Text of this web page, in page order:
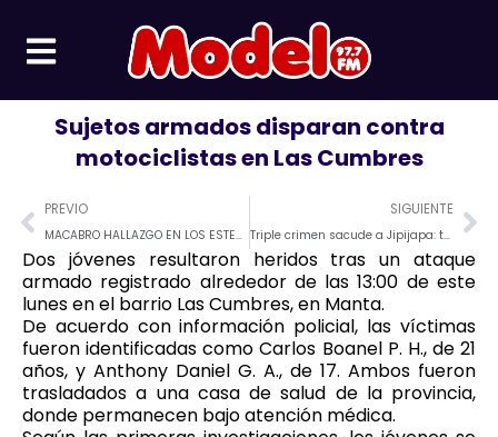
contenido
Sujetos armados disparan contra
motociclistas en Las Cumbres
Prev
PREVIO
MACABRO HALLAZGO EN LOS ESTEROS: ENCUENTRAN UNA CABEZA HUMANA DENTRO DE UN TACHO
SIGUIENTE
Triple crimen sacude a Jipijapa: tres personas fueron asesinados a tiros
Dos jóvenes resultaron heridos tras un ataque
armado registrado alrededor de las 13:00 de este
lunes en el barrio Las Cumbres, en Manta.
De acuerdo con información policial, las víctimas
fueron identificadas como Carlos Boanel P. H., de 21
años, y Anthony Daniel G. A., de 17. Ambos fueron
trasladados a una casa de salud de la provincia,
donde permanecen bajo atención médica.